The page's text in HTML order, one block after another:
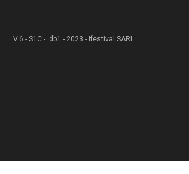
V.6 - S1C - .db1 - 2023 - Ifestival SARL